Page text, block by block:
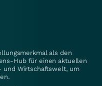
als den
Hub für einen aktuellen
und Wirtschaftswelt, um